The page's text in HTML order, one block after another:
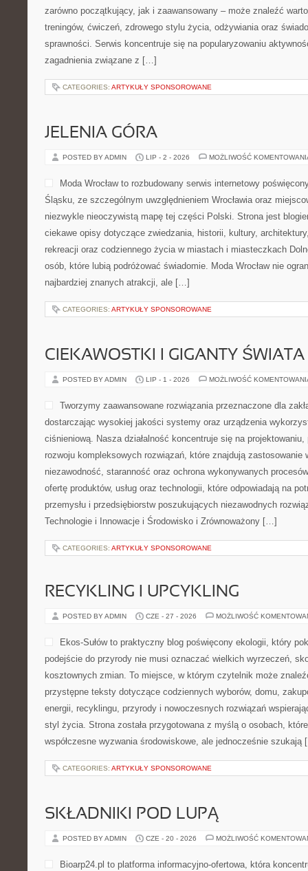
zarówno początkujący, jak i zaawansowany – może znaleźć
treningów, ćwiczeń, zdrowego stylu życia, odżywiania oraz
sprawności. Serwis koncentruje się na popularyzowaniu
zagadnienia związane z […]
CATEGORIES: ARTYKUŁY SPONSOROWANE
JELENIA GÓRA
POSTED BY ADMIN LIP - 2 - 2026 MOŻLIWOŚĆ
Moda Wrocław to rozbudowany serwis internetowy
Śląsku, ze szczególnym uwzględnieniem Wrocławia oraz
niezwykle nieoczywistą mapę tej części Polski. Strona jest
ciekawe opisy dotyczące zwiedzania, historii, kultury,
rekreacji oraz codziennego życia w miastach i miasteczkach
osób, które lubią podróżować świadomie. Moda Wrocław nie
najbardziej znanych atrakcji, ale […]
CATEGORIES: ARTYKUŁY SPONSOROWANE
CIEKAWOSTKI I GIGANTY ŚWIATA
POSTED BY ADMIN LIP - 1 - 2026 MOŻLIWOŚĆ
Tworzymy zaawansowane rozwiązania przeznaczone dla
dostarczając wysokiej jakości systemy oraz urządzenia
ciśnieniową. Nasza działalność koncentruje się na
rozwoju kompleksowych rozwiązań, które znajdują
niezawodność, staranność oraz ochrona wykonywanych
ofertę produktów, usług oraz technologii, które odpowiadają na
przemysłu i przedsiębiorstw poszukujących niezawodnych
Technologie i Innowacje i Środowisko i Zrównoważony […]
CATEGORIES: ARTYKUŁY SPONSOROWANE
RECYKLING I UPCYKLING
POSTED BY ADMIN CZE - 27 - 2026 MOŻLIWOŚĆ
Ekos-Sułów to praktyczny blog poświęcony ekologii, który
podejście do przyrody nie musi oznaczać wielkich wyrzeczeń,
kosztownych zmian. To miejsce, w którym czytelnik może
przystępne teksty dotyczące codziennych wyborów, domu,
energii, recyklingu, przyrody i nowoczesnych rozwiązań
styl życia. Strona została przygotowana z myślą o osobach,
współczesne wyzwania środowiskowe, ale jednocześnie
CATEGORIES: ARTYKUŁY SPONSOROWANE
SKŁADNIKI POD LUPĄ
POSTED BY ADMIN CZE - 20 - 2026 MOŻLIWOŚĆ
Bioarp24.pl to platforma informacyjno-ofertowa, która